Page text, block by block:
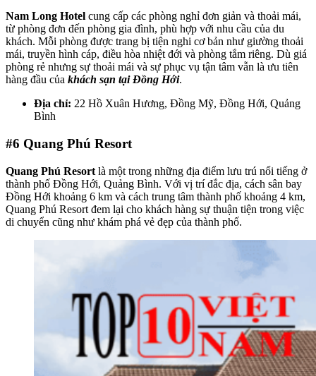
Nam Long Hotel cung cấp các phòng nghỉ đơn giản và thoải mái,
từ phòng đơn đến phòng gia đình, phù hợp với nhu cầu của du
khách. Mỗi phòng được trang bị tiện nghi cơ bản như giường thoải
mái, truyền hình cáp, điều hòa nhiệt đới và phòng tắm riêng. Dù giá
phòng rẻ nhưng sự thoải mái và sự phục vụ tận tâm vẫn là ưu tiên
hàng đầu của khách sạn tại Đồng Hới.
Địa chỉ: 22 Hồ Xuân Hương, Đồng Mỹ, Đồng Hới, Quảng
Bình
#6 Quang Phú Resort
Quang Phú Resort là một trong những địa điểm lưu trú nổi tiếng ở
thành phố Đồng Hới, Quảng Bình. Với vị trí đắc địa, cách sân bay
Đồng Hới khoảng 6 km và cách trung tâm thành phố khoảng 4 km,
Quang Phú Resort đem lại cho khách hàng sự thuận tiện trong việc
di chuyển cũng như khám phá vẻ đẹp của thành phố.